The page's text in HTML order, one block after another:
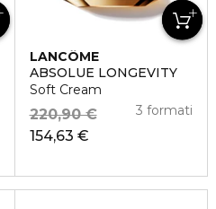
LANCÔME
ABSOLUE LONGEVITY
Soft Cream
154,63 €
220,90 € 3 formati